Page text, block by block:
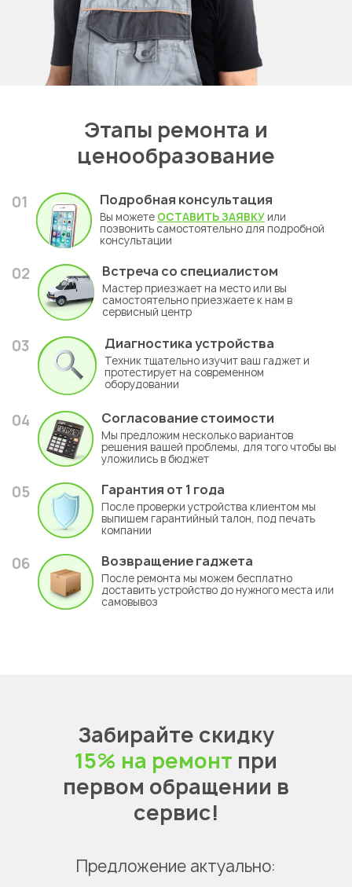
Этапы ремонта и
ценообразование
01 Подробная консультация
Вы можете ОСТАВИТЬ ЗАЯВКУ или
позвонить самостоятельно для подробной
консультации
02 Встреча со специалистом
Мастер приезжает на место или вы
самостоятельно приезжаете к нам в
сервисный центр
03 Диагностика устройства
Техник тщательно изучит ваш гаджет и
протестирует на современном
оборудовании
04 Согласование стоимости
Мы предложим несколько вариантов
решения вашей проблемы, для того чтобы вы
уложились в бюджет
05 Гарантия от 1 года
После проверки устройства клиентом мы
выпишем гарантийный талон, под печать
компании
06 Возвращение гаджета
После ремонта мы можем бесплатно
доставить устройство до нужного места или
самовывоз
Забирайте скидку
15% на ремонт при
первом обращении в
сервис!
Предложение актуально: